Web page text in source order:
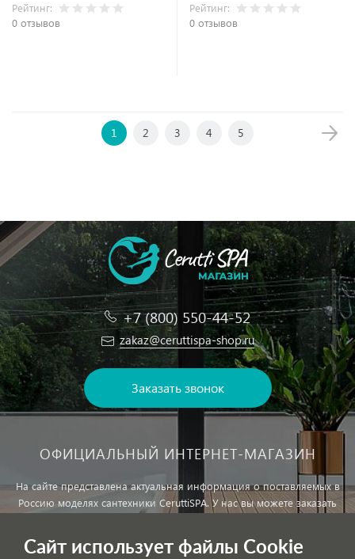
Рейтинг:
0 отзывов
Рейтинг:
0 отзывов
1 2 3 4 5
+7 (800) 550-44-52
zakaz@ceruttispa-shop.ru
Заказать звонок
ОФИЦИАЛЬНЫЙ ИНТЕРНЕТ-МАГАЗИН
На сайте представлена актуальная информация о поставляемых в
Россию моделях сантехники CeruttiSPA. У нас вы можете заказать
Сайт использует файлы Cookie